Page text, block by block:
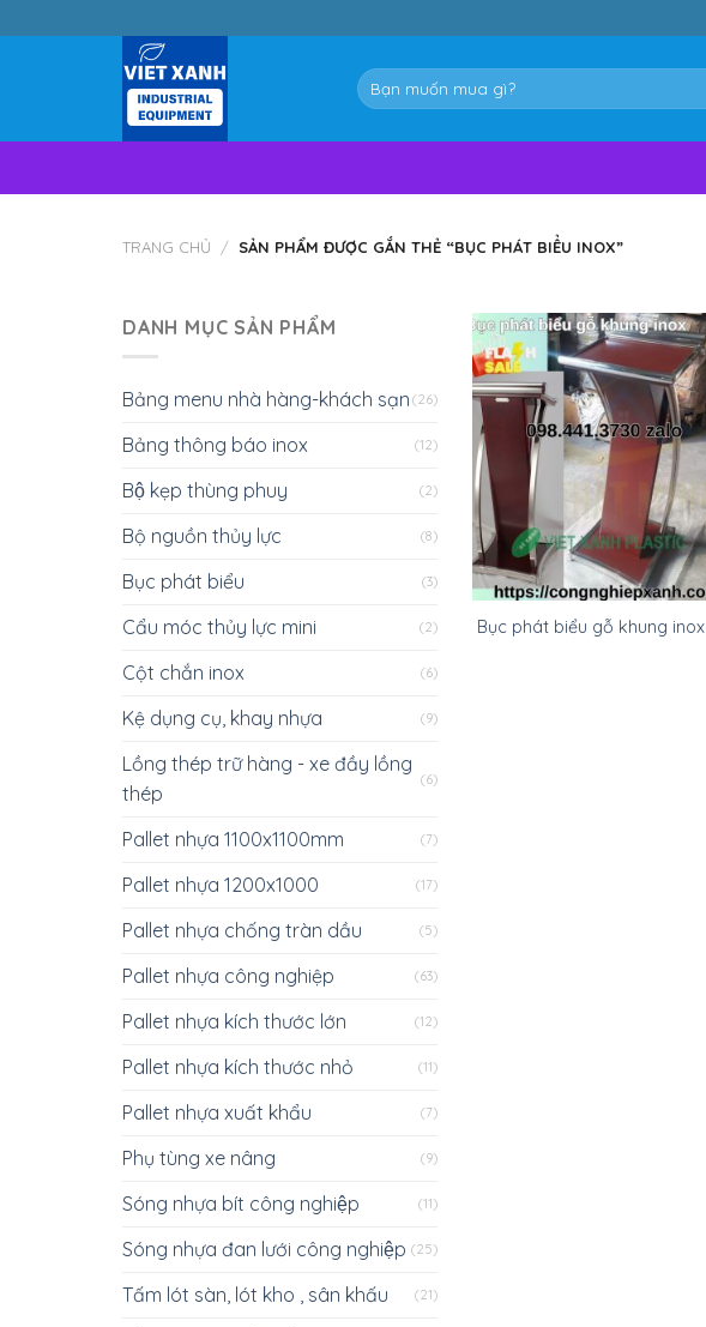
to
Tìm
kiếm:
TRANG CHỦ / SẢN PHẨM ĐƯỢC GẮN THẺ “BỤC PHÁT BIỂU INOX”
DANH MỤC SẢN PHẨM
Bảng menu nhà hàng-khách sạn (26)
Bảng thông báo inox (12)
Bộ kẹp thùng phuy (2)
Bộ nguồn thủy lực (8)
Bục phát biểu (3)
Cẩu móc thủy lực mini (2)
Cột chắn inox (6)
Kệ dụng cụ, khay nhựa (9)
Lồng thép trữ hàng - xe đầy lồng
thép
(6)
Pallet nhựa 1100x1100mm (7)
Pallet nhựa 1200x1000 (17)
Pallet nhựa chống tràn dầu (5)
Pallet nhựa công nghiệp (63)
Pallet nhựa kích thước lớn (12)
Pallet nhựa kích thước nhỏ (11)
Pallet nhựa xuất khẩu (7)
Phụ tùng xe nâng (9)
Sóng nhựa bít công nghiệp (11)
Sóng nhựa đan lưới công nghiệp (25)
Tấm lót sàn, lót kho , sân khấu (21)
Bục phát biểu gỗ khung inox